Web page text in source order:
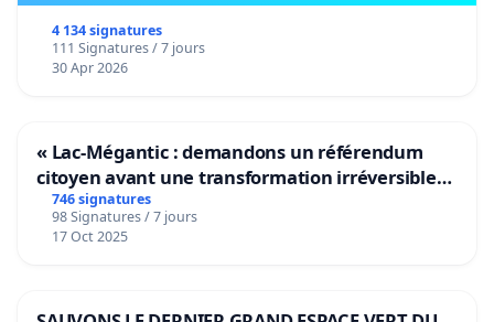
4 134 signatures
111 Signatures / 7 jours
30 Apr 2026
« Lac-Mégantic : demandons un référendum
citoyen avant une transformation irréversible
de notre territoire »
746 signatures
98 Signatures / 7 jours
17 Oct 2025